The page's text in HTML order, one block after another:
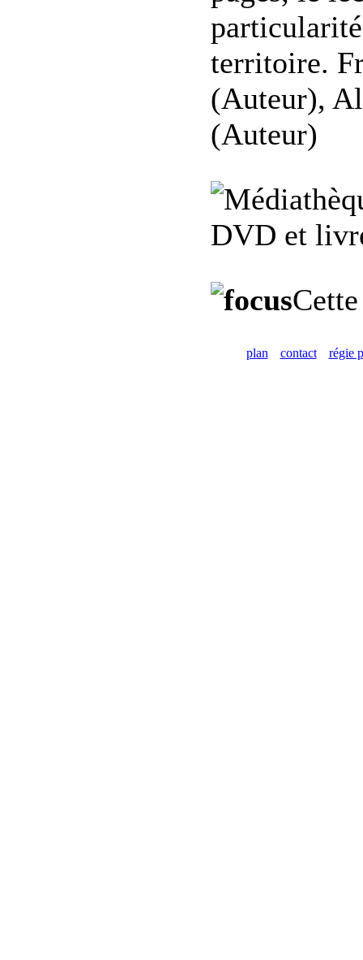
territoire.
(Auteur),
(Auteur)
DVD et
plan contact régie